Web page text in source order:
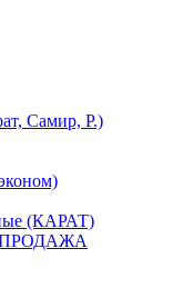
Самир, Р.)
(КАРАТ)